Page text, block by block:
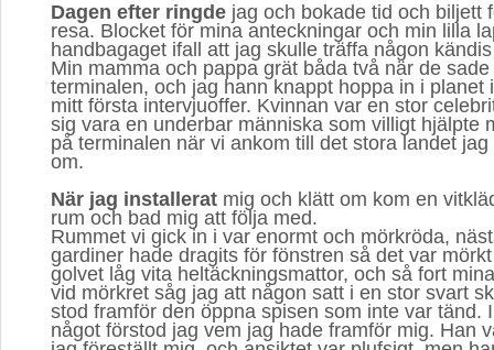
Dagen efter ringde jag och bokade tid och biljett
resa. Blocket för mina anteckningar och min lilla
handbagaget ifall att jag skulle träffa någon
Min mamma och pappa grät båda två när de
terminalen, och jag hann knappt hoppa in i planet
mitt första intervjuoffer. Kvinnan var en stor
sig vara en underbar människa som villigt hjälpte
på terminalen när vi ankom till det stora landet
om.
När jag installerat mig och klätt om kom en
rum och bad mig att följa med.
Rummet vi gick in i var enormt och mörkröda,
gardiner hade dragits för fönstren så det var
golvet låg vita heltäckningsmattor, och så fort
vid mörkret såg jag att någon satt i en stor svart
stod framför den öppna spisen som inte var tänd.
något förstod jag vem jag hade framför mig. Han